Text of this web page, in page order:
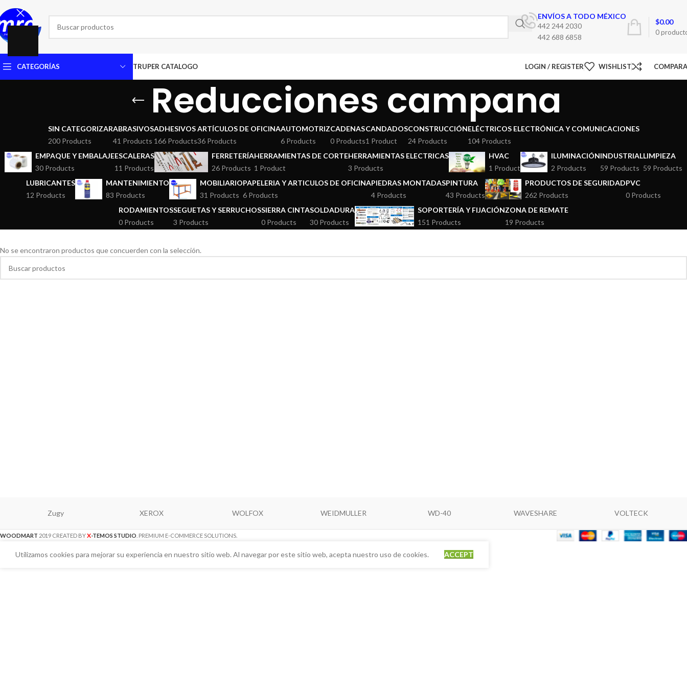
ENVÍOS A TODO MÉXICO
442 244 2030
442 688 6858
0
$0.00
CATEGORÍAS TRUPER CATALOGO LOGIN / REGISTER WISHLIST
Reducciones campana
SIN CATEGORIZAR
200 Products
ABRASIVOS
41 Products
ADHESIVOS
166 Products
ARTÍCULOS DE OFICINA
36 Products
AUTOMOTRIZ
6 Products
CADENAS
0 Products
CANDADOS
1 Product
CONSTRUCCIÓN
24 Products
ELÉCTRICOS ELECTRÓNICA Y COMUNICACIONES
104 Products
EMPAQUE Y EMBALAJE
30 Products
ESCALERAS
11 Products
FERRETERÍA
26 Products
HERRAMIENTAS DE CORTE
1 Product
HERRAMIENTAS ELECTRICAS
3 Products
HVAC
1 Product
ILUMINACIÓN
2 Products
INDUSTRIAL
59 Products
LIMPIEZA
59 Products
LUBRICANTES
12 Products
MANTENIMIENTO
83 Products
MOBILIARIO
31 Products
PAPELERIA Y ARTICULOS DE OFICINA
6 Products
PIEDRAS MONTADAS
4 Products
PINTURA
43 Products
PRODUCTOS DE SEGURIDAD
262 Products
PVC
0 Products
RODAMIENTOS
0 Products
SEGUETAS Y SERRUCHOS
3 Products
SIERRA CINTA
0 Products
SOLDADURA
30 Products
SOPORTERÍA Y FIJACIÓN
151 Products
ZONA DE REMATE
19 Products
No se encontraron productos que concuerden con la selección.
Zugy XEROX WOLFOX WEIDMULLER WD-40 WAVESHARE VOLTECK
WOODMART 2019 CREATED BYX-TEMOS STUDIO . PREMIUM E-COMMERCE SOLUTIONS.
Utilizamos cookies para mejorar su experiencia en nuestro sitio web. Al navegar por este sitio web, acepta nuestro uso de cookies. ACCEPT